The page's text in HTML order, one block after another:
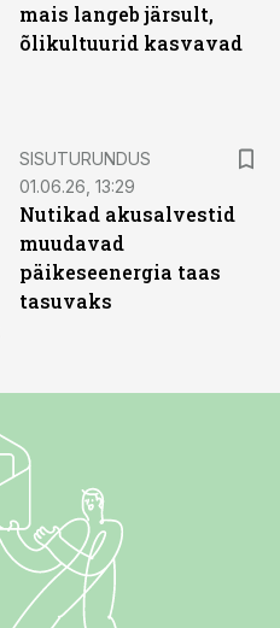
mais langeb järsult,
õlikultuurid kasvavad
SISUTURUNDUS
01.06.26, 13:29
Nutikad akusalvestid
muudavad
päikeseenergia taas
tasuvaks